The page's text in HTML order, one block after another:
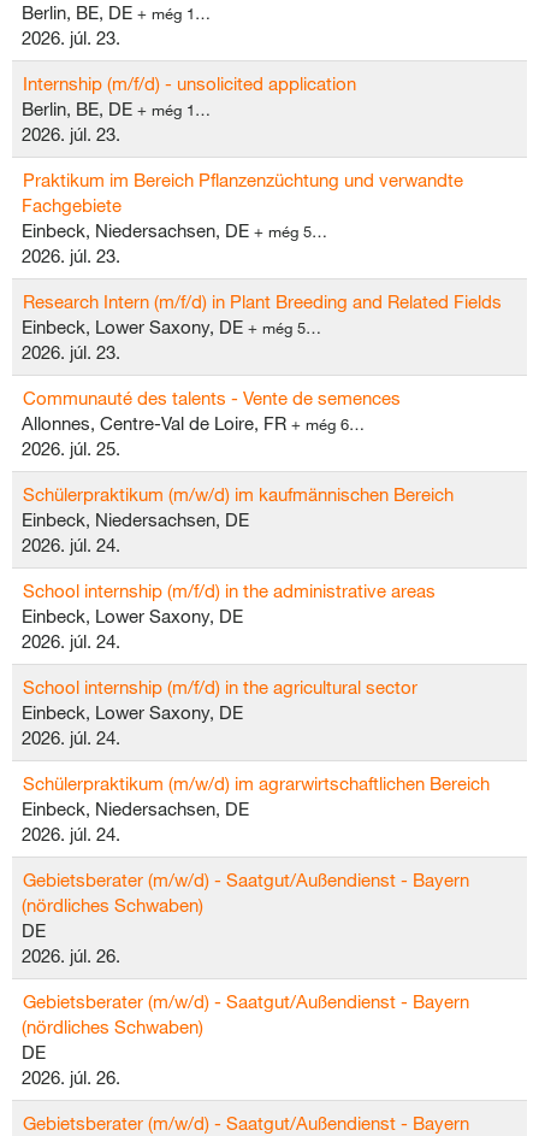
Berlin, BE, DE + még 1…
2026. júl. 23.
Internship (m/f/d) - unsolicited application
Berlin, BE, DE + még 1…
2026. júl. 23.
Praktikum im Bereich Pflanzenzüchtung und verwandte
Fachgebiete
Einbeck, Niedersachsen, DE + még 5…
2026. júl. 23.
Research Intern (m/f/d) in Plant Breeding and Related Fields
Einbeck, Lower Saxony, DE + még 5…
2026. júl. 23.
Communauté des talents - Vente de semences
Allonnes, Centre-Val de Loire, FR + még 6…
2026. júl. 25.
Schülerpraktikum (m/w/d) im kaufmännischen Bereich
Einbeck, Niedersachsen, DE
2026. júl. 24.
School internship (m/f/d) in the administrative areas
Einbeck, Lower Saxony, DE
2026. júl. 24.
School internship (m/f/d) in the agricultural sector
Einbeck, Lower Saxony, DE
2026. júl. 24.
Schülerpraktikum (m/w/d) im agrarwirtschaftlichen Bereich
Einbeck, Niedersachsen, DE
2026. júl. 24.
Gebietsberater (m/w/d) - Saatgut/Außendienst - Bayern
(nördliches Schwaben)
DE
2026. júl. 26.
Gebietsberater (m/w/d) - Saatgut/Außendienst - Bayern
(nördliches Schwaben)
DE
2026. júl. 26.
Gebietsberater (m/w/d) - Saatgut/Außendienst - Bayern